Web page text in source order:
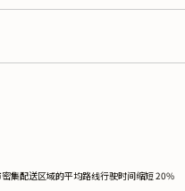
集配送区域的平均路线行驶时间缩短 20%